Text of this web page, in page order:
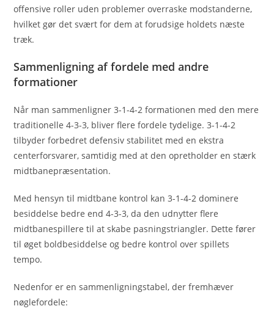
offensive roller uden problemer overraske modstanderne,
hvilket gør det svært for dem at forudsige holdets næste
træk.
Sammenligning af fordele med andre
formationer
Når man sammenligner 3-1-4-2 formationen med den mere
traditionelle 4-3-3, bliver flere fordele tydelige. 3-1-4-2
tilbyder forbedret defensiv stabilitet med en ekstra
centerforsvarer, samtidig med at den opretholder en stærk
midtbanepræsentation.
Med hensyn til midtbane kontrol kan 3-1-4-2 dominere
besiddelse bedre end 4-3-3, da den udnytter flere
midtbanespillere til at skabe pasningstriangler. Dette fører
til øget boldbesiddelse og bedre kontrol over spillets
tempo.
Nedenfor er en sammenligningstabel, der fremhæver
nøglefordele: